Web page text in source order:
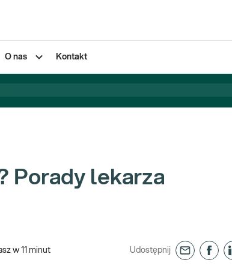
O nas Kontakt
Porady lekarza
w 11 minut Udostępnij